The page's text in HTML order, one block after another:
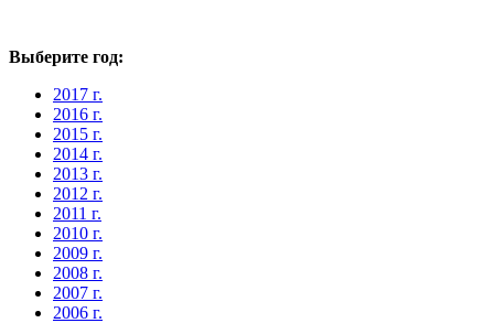
Выберите год:
2017 г.
2016 г.
2015 г.
2014 г.
2013 г.
2012 г.
2011 г.
2010 г.
2009 г.
2008 г.
2007 г.
2006 г.